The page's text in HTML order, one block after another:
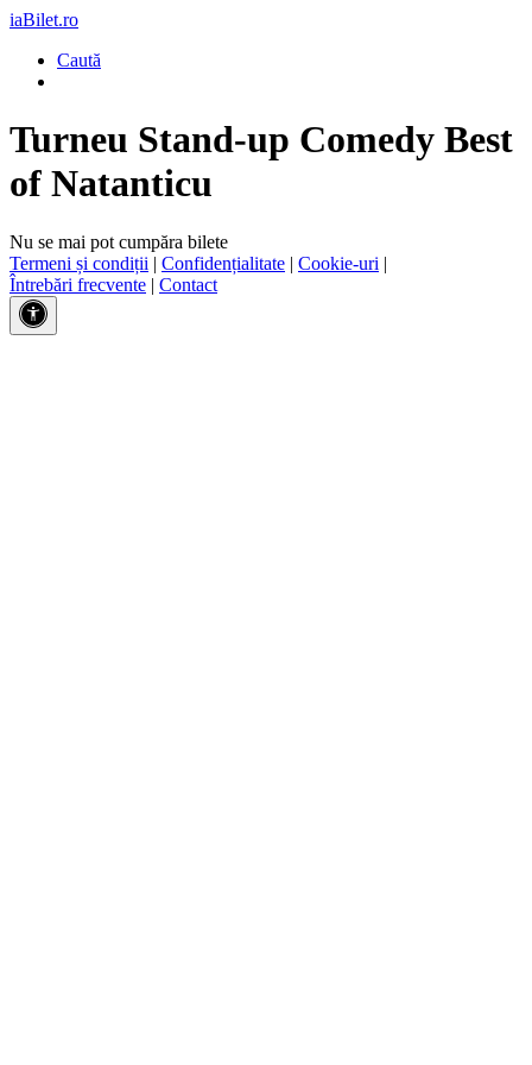
iaBilet.ro
Caută
Turneu Stand-up Comedy Best
of Natanticu
Nu se mai pot cumpăra bilete
Termeni și condiții | Confidențialitate | Cookie-uri |
Întrebări frecvente | Contact